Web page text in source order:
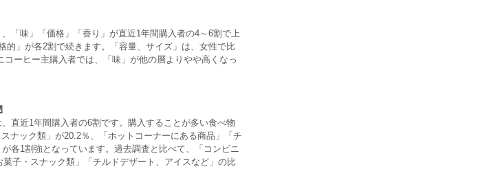
「味」「価格」「香り」が直近1年間購入者の4～6割で上
的」が各2割で続きます。「容量、サイズ」は、女性で比
ーヒー主購入者では、「味」が他の層よりやや高くなっ
直近1年間購入者の6割です。購入することが多い食べ物
ナック類」が20.2％、「ホットコーナーにある商品」「チ
各1割強となっています。過去調査と比べて、「コンビニ
子・スナック類」「チルドデザート、アイスなど」の比